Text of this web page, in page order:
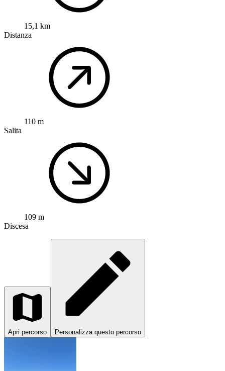
15,1 km
Distanza
110 m
Salita
109 m
Discesa
Apri percorso Personalizza questo percorso